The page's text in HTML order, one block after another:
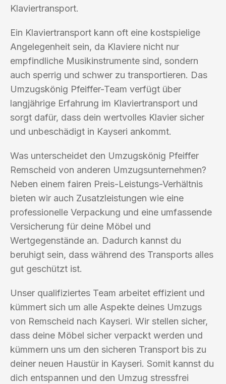
Klaviertransport.
Ein Klaviertransport kann oft eine kostspielige
Angelegenheit sein, da Klaviere nicht nur
empfindliche Musikinstrumente sind, sondern
auch sperrig und schwer zu transportieren. Das
Umzugskönig Pfeiffer-Team verfügt über
langjährige Erfahrung im Klaviertransport und
sorgt dafür, dass dein wertvolles Klavier sicher
und unbeschädigt in Kayseri ankommt.
Was unterscheidet den Umzugskönig Pfeiffer
Remscheid von anderen Umzugsunternehmen?
Neben einem fairen Preis-Leistungs-Verhältnis
bieten wir auch Zusatzleistungen wie eine
professionelle Verpackung und eine umfassende
Versicherung für deine Möbel und
Wertgegenstände an. Dadurch kannst du
beruhigt sein, dass während des Transports alles
gut geschützt ist.
Unser qualifiziertes Team arbeitet effizient und
kümmert sich um alle Aspekte deines Umzugs
von Remscheid nach Kayseri. Wir stellen sicher,
dass deine Möbel sicher verpackt werden und
kümmern uns um den sicheren Transport bis zu
deiner neuen Haustür in Kayseri. Somit kannst du
dich entspannen und den Umzug stressfrei